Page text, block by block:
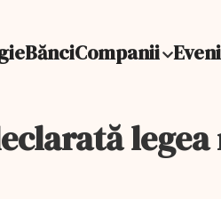
BănciCompanii